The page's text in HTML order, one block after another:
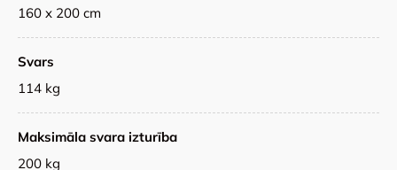
160 x 200 cm
Svars
114 kg
Maksimāla svara izturība
200 kg